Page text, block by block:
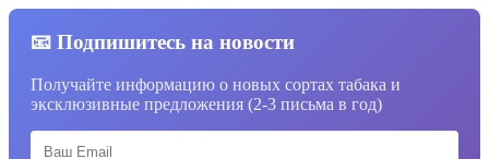
📧 Подпишитесь на новости
Получайте информацию о новых сортах табака и
эксклюзивные предложения (2-3 письма в год)